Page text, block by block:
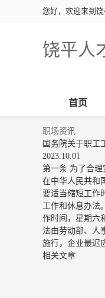
您好，欢迎来到饶
饶平人
首页
职场资讯
国务院关于职工
2023.10.01
第一条 为了合
在中华人民共
要适当缩短工作
工作和休息办
作时间，星期
法由劳动部、人
施行，企业最迟
相关文章